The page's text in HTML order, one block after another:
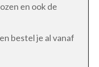
en ook de
bestel je al vanaf